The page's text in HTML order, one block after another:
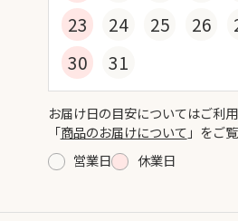
23
24 25 26
30
31
お届け日の目安についてはご利
「商品のお届けについて 」をご
営業日
休業日